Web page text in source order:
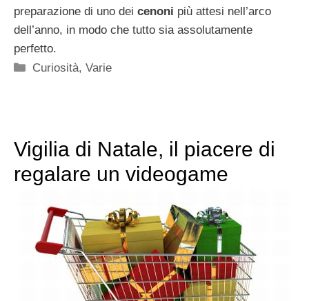
preparazione di uno dei cenoni più attesi nell’arco
dell’anno, in modo che tutto sia assolutamente
perfetto.
Categorie
Curiosità,Varie
Vigilia di Natale, il piacere di
regalare un videogame